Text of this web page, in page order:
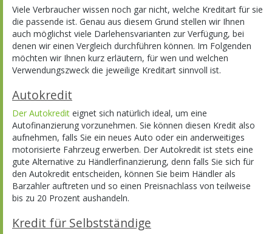
Viele Verbraucher wissen noch gar nicht, welche Kreditart für sie
die passende ist. Genau aus diesem Grund stellen wir Ihnen
auch möglichst viele Darlehensvarianten zur Verfügung, bei
denen wir einen Vergleich durchführen können. Im Folgenden
möchten wir Ihnen kurz erläutern, für wen und welchen
Verwendungszweck die jeweilige Kreditart sinnvoll ist.
Autokredit
Der Autokredit eignet sich natürlich ideal, um eine
Autofinanzierung vorzunehmen. Sie können diesen Kredit also
aufnehmen, falls Sie ein neues Auto oder ein anderweitiges
motorisierte Fahrzeug erwerben. Der Autokredit ist stets eine
gute Alternative zu Händlerfinanzierung, denn falls Sie sich für
den Autokredit entscheiden, können Sie beim Händler als
Barzahler auftreten und so einen Preisnachlass von teilweise
bis zu 20 Prozent aushandeln.
Kredit für Selbstständige